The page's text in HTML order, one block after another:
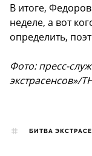
В итоге,
неделе, а вот
определить,
Фото: пресс-
экстрасенсов»/
БИТВА